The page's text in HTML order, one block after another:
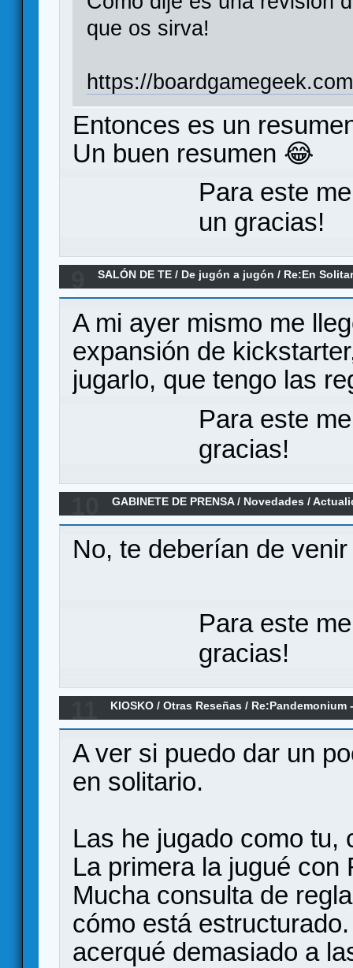
que os sirva!
https://
Entonces es un
Un buen resumen 😂
Para este
un gracias!
SALÓN DE TE / De jugón a jugón / Re:En
A mi ayer mismo me
expansión de
jugarlo, que tengo las
Para este
gracias!
GABINETE DE PRENSA/ Novedades /
No, te deberían de
Para este
gracias!
KIOSKO /Otras Reseñas / Re:Pandemonium
A ver si puedo dar un
en solitario.
Las he jugado como tu,
La primera la jugué con
Mucha consulta de
cómo está
acerqué demasiado a